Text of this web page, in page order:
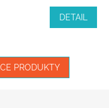
DETAIL
PRODUKTY